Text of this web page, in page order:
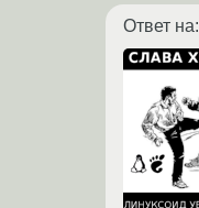
Ответ на: